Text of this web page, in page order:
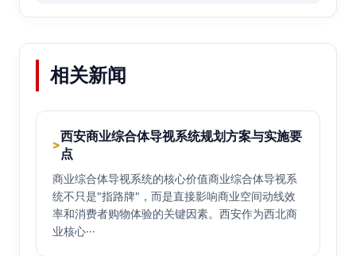
相关新闻
>
西安商业综合体导视系统规划方案与实施要
点
商业综合体导视系统的核心价值商业综合体导视系
统不只是"指路牌"，而是直接影响商业空间动线效
率和消费者购物体验的关键因素。西安作为西北商
业核心···